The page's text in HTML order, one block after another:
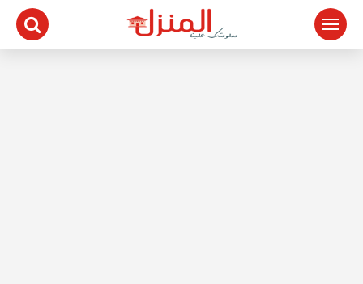
التجاوز
المحتوى